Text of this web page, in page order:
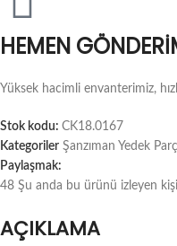
HEMEN
Yüksek hacimli envanterimiz,
Stok kodu: CK18.0167
Kategoriler Şanzıman Yedek
Paylaşmak:
48 Şu anda bu ürünü izleyen
AÇIKLAMA